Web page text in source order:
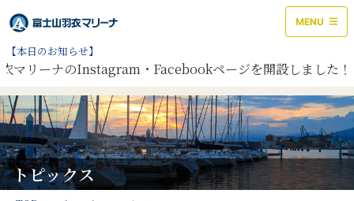
MENU
【本日のお知らせ】
マリーナのInstagram・Facebookページを開設しました！
トピックス